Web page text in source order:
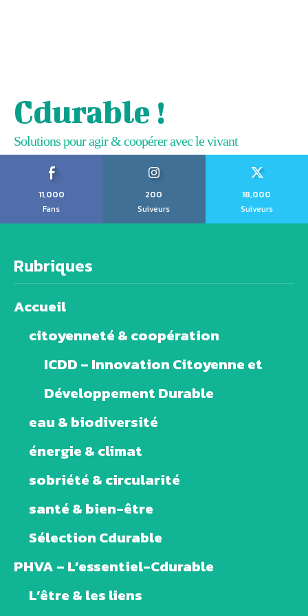
Cdurable !
Solutions pour agir & coopérer avec le vivant
11,000
Fans
200
Suiveurs
18,000
Suiveurs
Rubriques
Accueil
citoyenneté & coopération
ICDD – Innovation Citoyenne et
Développement Durable
eau & biodiversité
énergie & climat
sobriété & circularité
santé & bien-être
Sélection Cdurable
PHVA – L’essentiel-Cdurable
L’être & les liens